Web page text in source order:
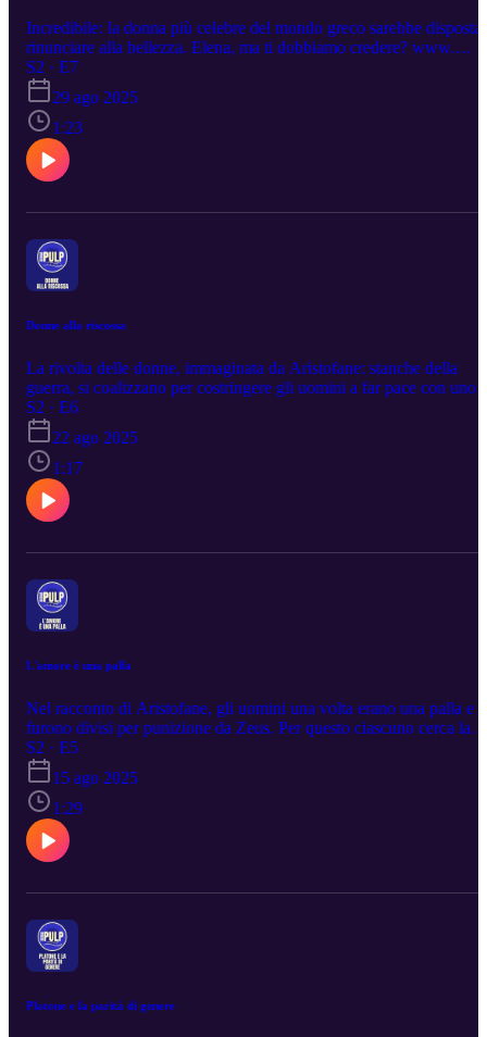
Incredibile: la donna più celebre del mondo greco sarebbe disposta
rinunciare alla bellezza. Elena, ma ti dobbiamo credere? www.
bergapulp.it
S2 · E7
29 ago 2025
1:23
Donne alla riscossa
La rivolta delle donne, immaginata da Aristofane: stanche della
guerra, si coalizzano per costringere gli uomini a far pace con uno
sciopero … sessuale! www. bergapulp.it
S2 · E6
22 ago 2025
1:17
L'amore è una palla
Nel racconto di Aristofane, gli uomini una volta erano una palla e
furono divisi per punizione da Zeus. Per questo ciascuno cerca la
sua anima gemella… www. bergapulp.it
S2 · E5
15 ago 2025
1:29
Platone e la parità di genere